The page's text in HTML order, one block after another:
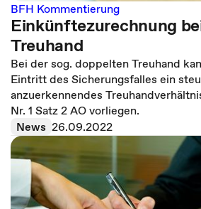
BFH Kommentierung
Einkünftezurechnung
Treuhand
Bei der sog. doppelten Treuhand
Eintritt des Sicherungsfalles ein
anzuerkennendes
Nr. 1 Satz 2 AO vorliegen.
News 26.09.2022